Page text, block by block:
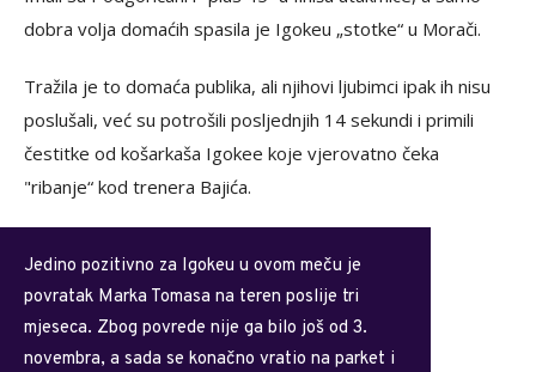
dobra volja domaćih spasila je Igokeu „stotke“ u Morači.
Tražila je to domaća publika, ali njihovi ljubimci ipak ih nisu
poslušali, već su potrošili posljednjih 14 sekundi i primili
čestitke od košarkaša Igokee koje vjerovatno čeka
"ribanje“ kod trenera Bajića.
Jedino pozitivno za Igokeu u ovom meču je
povratak Marka Tomasa na teren poslije tri
mjeseca. Zbog povrede nije ga bilo još od 3.
novembra, a sada se konačno vratio na parket i